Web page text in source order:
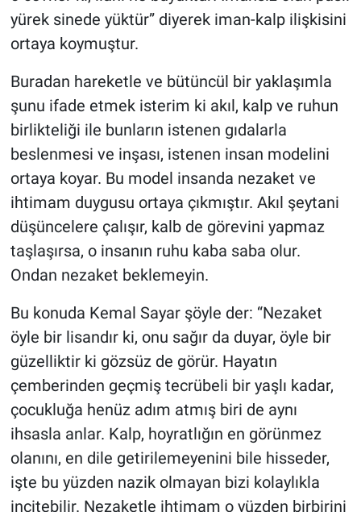
yürek sinede yüktür” diyerek iman-kalp ilişkisini
ortaya koymuştur.
Buradan hareketle ve bütüncül bir yaklaşımla
şunu ifade etmek isterim ki akıl, kalp ve ruhun
birlikteliği ile bunların istenen gıdalarla
beslenmesi ve inşası, istenen insan modelini
ortaya koyar. Bu model insanda nezaket ve
ihtimam duygusu ortaya çıkmıştır. Akıl şeytani
düşüncelere çalışır, kalb de görevini yapmaz
taşlaşırsa, o insanın ruhu kaba saba olur.
Ondan nezaket beklemeyin.
Bu konuda Kemal Sayar şöyle der: “Nezaket
öyle bir lisandır ki, onu sağır da duyar, öyle bir
güzelliktir ki gözsüz de görür. Hayatın
çemberinden geçmiş tecrübeli bir yaşlı kadar,
çocukluğa henüz adım atmış biri de aynı
ihsasla anlar. Kalp, hoyratlığın en görünmez
olanını, en dile getirilemeyenini bile hisseder,
işte bu yüzden nazik olmayan bizi kolaylıkla
incitebilir. Nezaketle ihtimam o yüzden birbirini